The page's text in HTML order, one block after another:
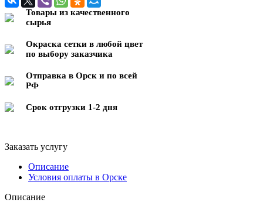
Товары из качественного
сырья
Окраска сетки в любой цвет
по выбору заказчика
Отправка в Орск и по всей
РФ
Срок отгрузки 1-2 дня
Заказать услугу
Описание
Условия оплаты в Орске
Описание